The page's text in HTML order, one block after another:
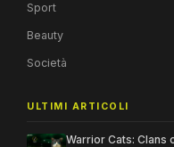
Sport
Beauty
Società
ULTIMI ARTICOLI
Warrior Cats: Clans